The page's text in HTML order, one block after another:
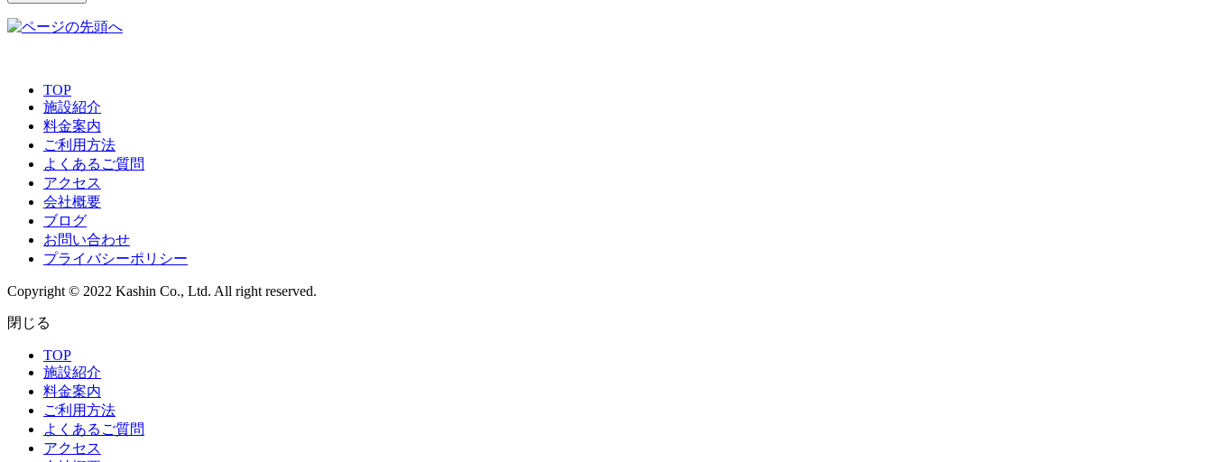
TOP
施設紹介
料金案内
ご利用方法
よくあるご質問
アクセス
会社概要
ブログ
お問い合わせ
プライバシーポリシー
Copyright © 2022 Kashin Co., Ltd. All right reserved.
閉じる
TOP
施設紹介
料金案内
ご利用方法
よくあるご質問
アクセス